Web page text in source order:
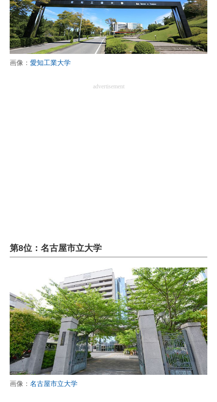
画像： 愛知工業大学
advertisement
第8位：名古屋市立大学
画像： 名古屋市立大学